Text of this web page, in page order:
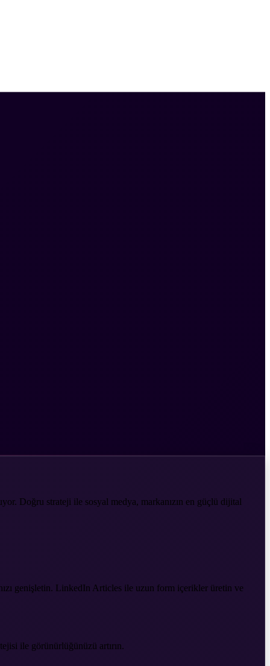
Doğru strateji ile sosyal medya, markanızın en güçlü dijital
genişletin. LinkedIn Articles ile uzun form içerikler üretin ve
ile görünürlüğünüzü artırın.